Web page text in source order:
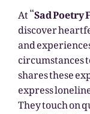
At “Sad
discover
and
circumstances
shares these
express
They touch on